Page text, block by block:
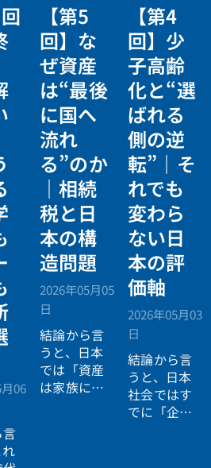
06
【第5
回】な
ぜ資産
は“最後
に国へ
流れ
る”のか
｜相続
税と日
本の構
造問題
2026年05月05
日
結論から言
うと、日本
では「資産
は家族に引
【第4
回】少
子高齢
化と“選
ばれる
側の逆
転”｜そ
れでも
変わら
ない日
本の評
価軸
2026年05月03
日
結論から言
うと、日本
社会ではす
でに「企業